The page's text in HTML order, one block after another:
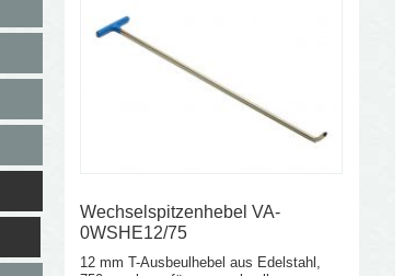
Wechselspitzenhebel VA-
0WSHE12/75
12 mm T-Ausbeulhebel aus Edelstahl,